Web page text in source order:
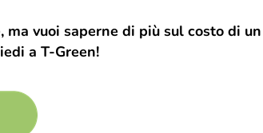
vuoi saperne di più sul costo di un
a T-Green!